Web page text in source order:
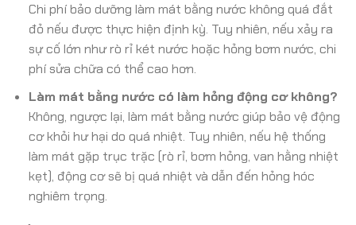
Chi phí bảo dưỡng làm mát bằng nước không quá đắt
đỏ nếu được thực hiện định kỳ. Tuy nhiên, nếu xảy ra
sự cố lớn như rò rỉ két nước hoặc hỏng bơm nước, chi
phí sửa chữa có thể cao hơn.
Làm mát bằng nước có làm hỏng động cơ không?
Không, ngược lại, làm mát bằng nước giúp bảo vệ động
cơ khỏi hư hại do quá nhiệt. Tuy nhiên, nếu hệ thống
làm mát gặp trục trặc (rò rỉ, bơm hỏng, van hằng nhiệt
kẹt), động cơ sẽ bị quá nhiệt và dẫn đến hỏng hóc
nghiêm trọng.